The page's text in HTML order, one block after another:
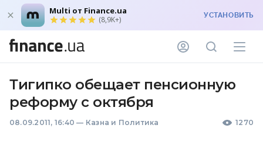
Multi от Finance.ua
(8,9K+) УСТАНОВИТЬ
Тигипко обещает пенсионную
реформу с октября
08.09.2011, 16:40 — Казна и Политика 1270